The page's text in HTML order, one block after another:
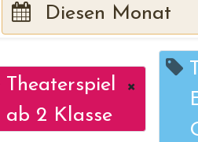
Diesen Monat
Theaterspiel
ab 2 Klasse
×